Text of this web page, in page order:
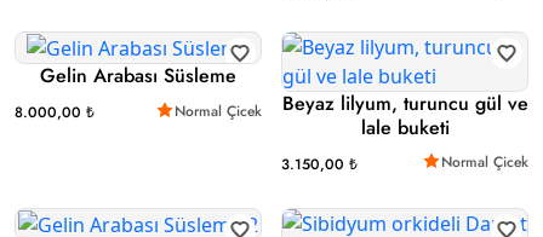
Gelin Arabası Süsleme
8.000,00 ₺ Normal Çicek
Beyaz lilyum, turuncu gül ve
lale buketi
3.150,00 ₺ Normal Çicek